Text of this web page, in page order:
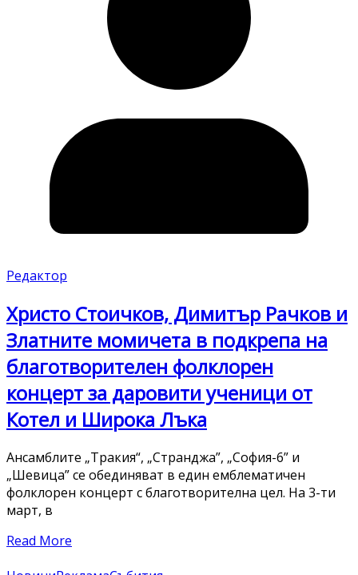
Редактор
Христо Стоичков, Димитър Рачков и
Златните момичета в подкрепа на
благотворителен фолклорен
концерт за даровити ученици от
Котел и Широка Лъка
Ансамблите „Тракия“, „Странджа”, „София-6” и
„Шевица” се обединяват в един емблематичен
фолклорен концерт с благотворителна цел. На 3-ти
март, в
Read More